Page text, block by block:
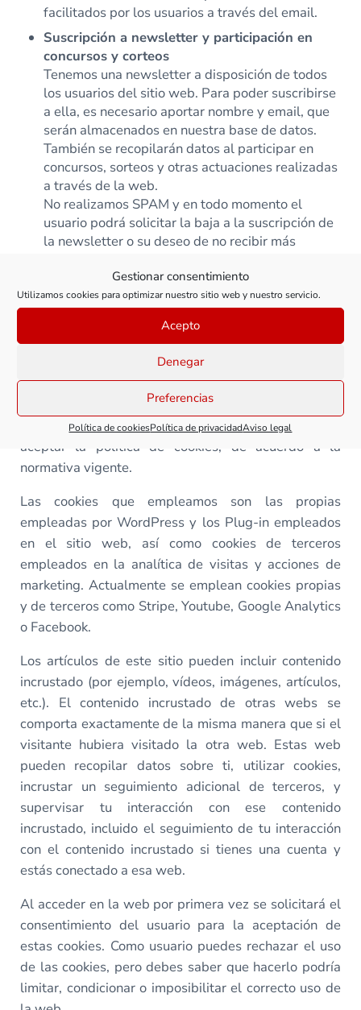
Gestionar consentimiento
Utilizamos cookies para optimizar nuestro sitio web y nuestro servicio.
Acepto
Denegar
Preferencias
Política de cookiesPolítica de privacidadAviso legal
facilitados por los usuarios a través del email.
Suscripción a newsletter y participación en
concursos y corteos
Tenemos una newsletter a disposición de todos
los usuarios del sitio web. Para poder suscribirse
a ella, es necesario aportar nombre y email, que
serán almacenados en nuestra base de datos.
También se recopilarán datos al participar en
concursos, sorteos y otras actuaciones realizadas
a través de la web.
No realizamos SPAM y en todo momento el
usuario podrá solicitar la baja a la suscripción de
la newsletter o su deseo de no recibir más
Política de cookies
Nuestra web utiliza cookies y otras tecnologías
relacionadas. Las cookies son empleadas para
garantizar una correcta navegacion del usuario y para
acciones de analítica. Se utilizan cookies propias y de
terceros. Para poder acceder a nuestro sitio, deberá
aceptar la política de cookies, de acuerdo a la
normativa vigente.
Las cookies que empleamos son las propias
empleadas por WordPress y los Plug-in empleados
en el sitio web, así como cookies de terceros
empleados en la analítica de visitas y acciones de
marketing. Actualmente se emplean cookies propias
y de terceros como Stripe, Youtube, Google Analytics
o Facebook.
Los artículos de este sitio pueden incluir contenido
incrustado (por ejemplo, vídeos, imágenes, artículos,
etc.). El contenido incrustado de otras webs se
comporta exactamente de la misma manera que si el
visitante hubiera visitado la otra web. Estas web
pueden recopilar datos sobre ti, utilizar cookies,
incrustar un seguimiento adicional de terceros, y
supervisar tu interacción con ese contenido
incrustado, incluido el seguimiento de tu interacción
con el contenido incrustado si tienes una cuenta y
estás conectado a esa web.
Al acceder en la web por primera vez se solicitará el
consentimiento del usuario para la aceptación de
estas cookies. Como usuario puedes rechazar el uso
de las cookies, pero debes saber que hacerlo podría
limitar, condicionar o imposibilitar el correcto uso de